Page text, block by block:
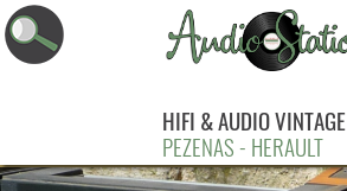
HIFI & AUDIO VINTAGE
PEZENAS - HERAULT